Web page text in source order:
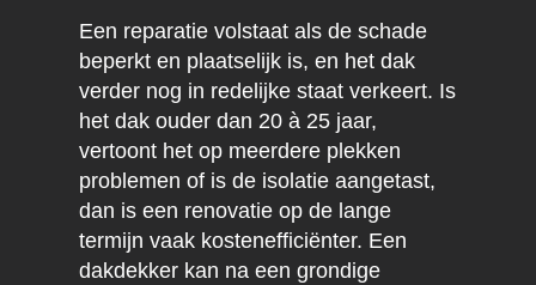
Een reparatie volstaat als de schade
beperkt en plaatselijk is, en het dak
verder nog in redelijke staat verkeert. Is
het dak ouder dan 20 à 25 jaar,
vertoont het op meerdere plekken
problemen of is de isolatie aangetast,
dan is een renovatie op de lange
termijn vaak kostenefficiënter. Een
dakdekker kan na een grondige